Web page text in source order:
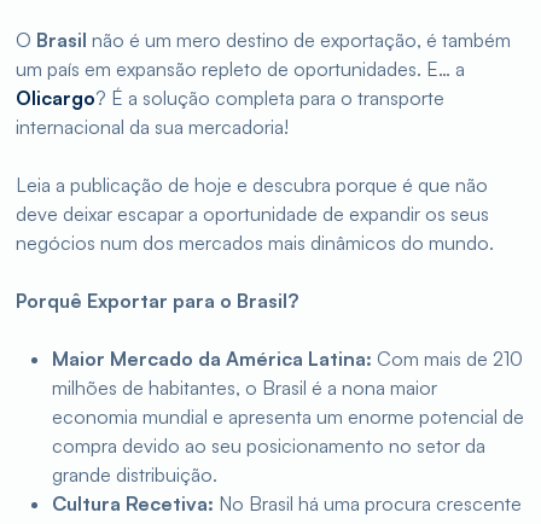
O Brasil não é um mero destino de exportação, é também
um país em expansão repleto de oportunidades. E… a
Olicargo? É a solução completa para o transporte
internacional da sua mercadoria!
Leia a publicação de hoje e descubra porque é que não
deve deixar escapar a oportunidade de expandir os seus
negócios num dos mercados mais dinâmicos do mundo.
Porquê Exportar para o Brasil?
Maior Mercado da América Latina: Com mais de 210
milhões de habitantes, o Brasil é a nona maior
economia mundial e apresenta um enorme potencial de
compra devido ao seu posicionamento no setor da
grande distribuição.
Cultura Recetiva: No Brasil há uma procura crescente